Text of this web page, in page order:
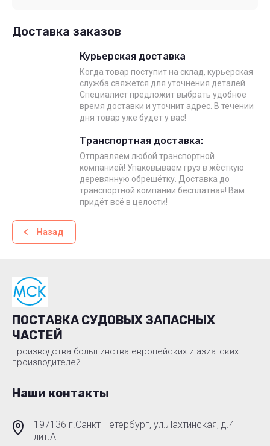
Доставка заказов
Курьерская доставка
Когда товар поступит на склад, курьерская
служба свяжется для уточнения деталей.
Специалист предложит выбрать удобное
время доставки и уточнит адрес. В течении
дня товар уже будет у вас!
Транспортная доставка:
Отправляем любой транспортной
компанией! Упаковываем груз в жёсткую
деревянную обрешётку. Доставка до
транспортной компании бесплатная! Вам
придёт всё в целости!
Назад
ПОСТАВКА СУДОВЫХ ЗАПАСНЫХ
ЧАСТЕЙ
производства большинства европейских и азиатских
производителей
Наши контакты
197136 г.Санкт Петербург, ул.Лахтинская, д.4
лит.А